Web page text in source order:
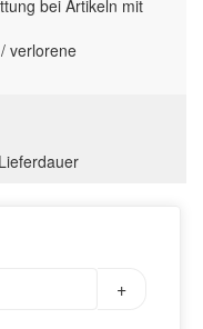
bei Artikeln mit
verlorene
Lieferdauer
+